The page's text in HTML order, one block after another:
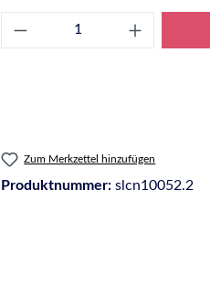
Produkt Anzahl: Gib
Zum Merkzettel hinzufügen
Produktnummer: slcn10052.2